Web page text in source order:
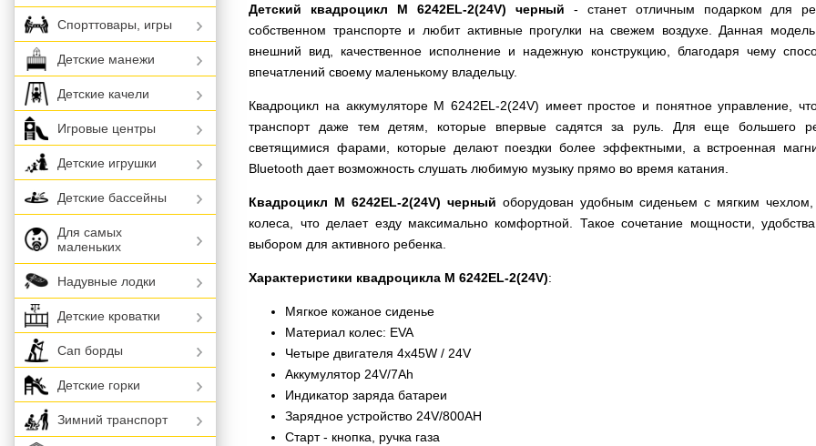
Детский квадроцикл M 6242EL-2(24V) черный - станет отличным подарком для
собственном транспорте и любит активные прогулки на свежем воздухе. Данная
внешний вид, качественное исполнение и надежную конструкцию, благодаря чему
впечатлений своему маленькому владельцу.
Квадроцикл на аккумуляторе M 6242EL-2(24V) имеет простое и понятное управление,
транспорт даже тем детям, которые впервые садятся за руль. Для еще большего
светящимися фарами, которые делают поездки более эффектными, а встроенная
Bluetooth дает возможность слушать любимую музыку прямо во время катания.
Квадроцикл M 6242EL-2(24V) черный оборудован удобным сиденьем с мягким
колеса, что делает езду максимально комфортной. Такое сочетание мощности,
выбором для активного ребенка.
Характеристики квадроцикла M 6242EL-2(24V):
Мягкое кожаное сиденье
Материал колес: EVA
Четыре двигателя 4х45W / 24V
Аккумулятор 24V/7Ah
Индикатор заряда батареи
Зарядное устройство 24V/800AH
Старт - кнопка, ручка газа
Спорттовары, игры
Детские манежи
Детские качели
Игровые центры
Детские игрушки
Детские бассейны
Для самых
маленьких
Надувные лодки
Детские кроватки
Сап борды
Детские горки
Зимний транспорт